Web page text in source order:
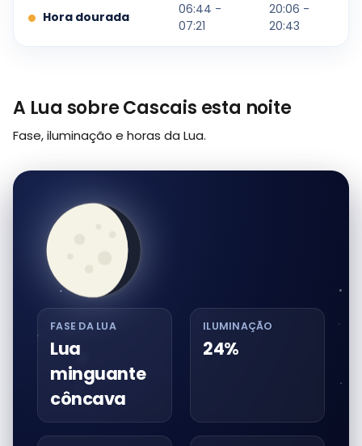
Hora dourada
06:44 -
07:21
20:06 -
20:43
A Lua sobre Cascais esta noite
Fase, iluminação e horas da Lua.
FASE DA LUA
Lua
minguante
côncava
ILUMINAÇÃO
24%